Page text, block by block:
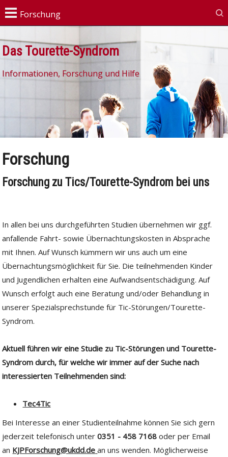
Das Tourette-Syndrom
Informationen, Forschung und Hilfe
Forschung
Forschung zu Tics/Tourette-Syndrom bei uns
In allen bei uns durchgeführten Studien übernehmen wir ggf.
anfallende Fahrt- sowie Übernachtungskosten in Absprache
mit Ihnen. Auf Wunsch kümmern wir uns auch um eine
Übernachtungsmöglichkeit für Sie. Die teilnehmenden Kinder
und Jugendlichen erhalten eine Aufwandsentschädigung. Auf
Wunsch erfolgt auch eine Beratung und/oder Behandlung in
unserer Spezialsprechstunde für Tic-Störungen/Tourette-
Syndrom.
Aktuell führen wir eine Studie zu Tic-Störungen und Tourette-
Syndrom durch, für welche wir immer auf der Suche nach
interessierten Teilnehmenden sind:
Tec4Tic
Bei Interesse an einer Studienteilnahme können Sie sich gern
jederzeit telefonisch unter0351 - 458 7168 oder per Email
an KJPForschung@ukdd.de an uns wenden. Möglicherweise